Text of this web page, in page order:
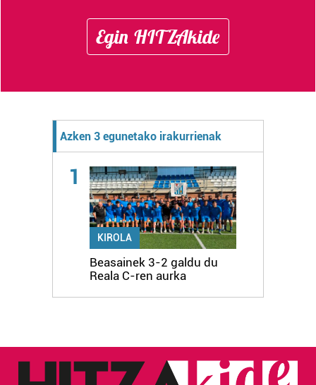
Egin HITZAkide
Azken 3 egunetako irakurrienak
1
KIROLA
Beasainek 3-2 galdu du
Reala C-ren aurka